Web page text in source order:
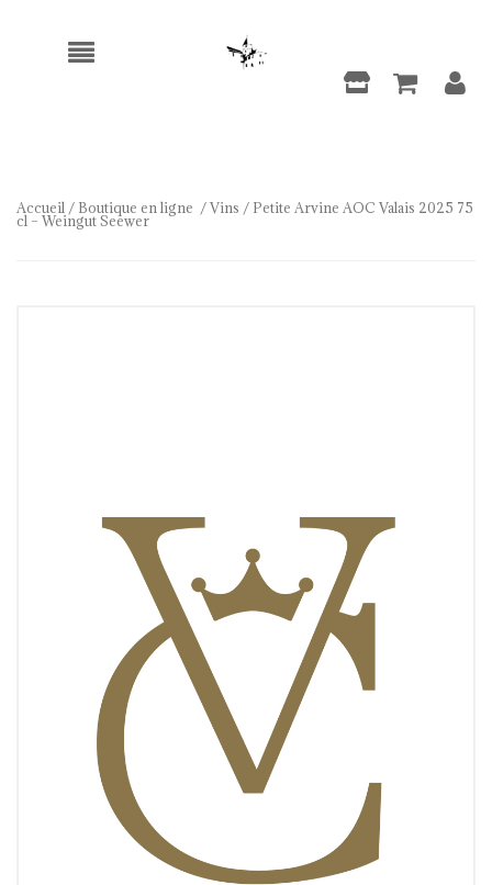
Accueil / Boutique en ligne /Vins / Petite Arvine AOC Valais 2025 75
cl – Weingut Seewer